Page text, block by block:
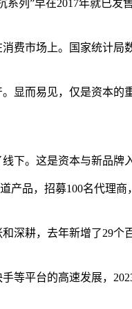
列”早在2017年就已
市场上。国家统计局
显而易见，仅是资本
下。这是资本与新品牌
品，招募100名代理
耕，去年新增了29
平台的高速发展，